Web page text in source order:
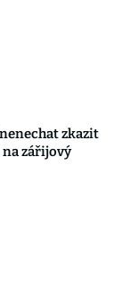
zkazit
zářijový